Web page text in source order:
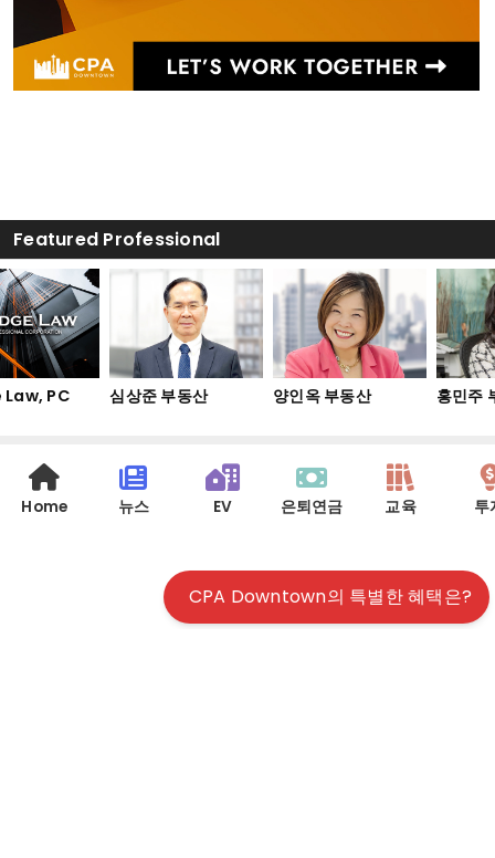
Featured Professional
PC 심상준 부동산 양인옥 부동산 홍민주
Home 뉴스 EV 은퇴연금 교육 투
CPA Downtown의 특별한 혜택은?